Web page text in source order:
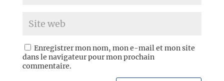
Enregistrer mon nom, mon e-mail et mon site
dans le navigateur pour mon prochain
commentaire.